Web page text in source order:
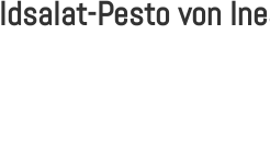
Pesto von